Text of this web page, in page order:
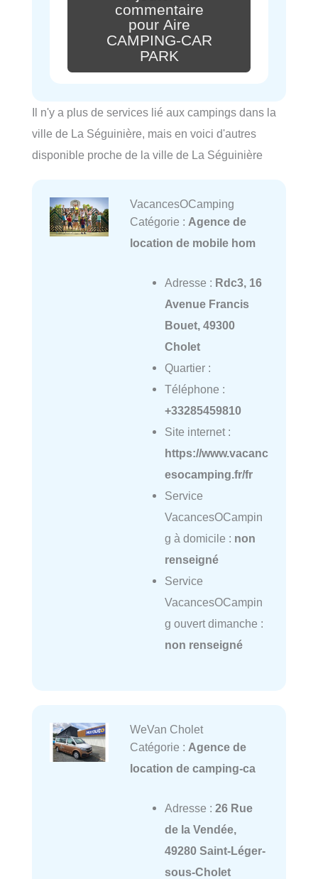
commentaire
pour Aire
CAMPING-CAR
PARK
Il n'y a plus de services lié aux campings dans la
ville de La Séguinière, mais en voici d'autres
disponible proche de la ville de La Séguinière
VacancesOCamping
Catégorie : Agence de
location de mobile hom
Adresse : Rdc3, 16
Avenue Francis
Bouet, 49300
Cholet
Quartier :
Téléphone :
+33285459810
Site internet :
https://www.vacanc
esocamping.fr/fr
Service
VacancesOCampin
g à domicile : non
renseigné
Service
VacancesOCampin
g ouvert dimanche :
non renseigné
WeVan Cholet
Catégorie : Agence de
location de camping-ca
Adresse : 26 Rue
de la Vendée,
49280 Saint-Léger-
sous-Cholet